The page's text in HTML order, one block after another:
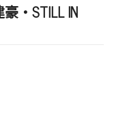
豪・STILL IN